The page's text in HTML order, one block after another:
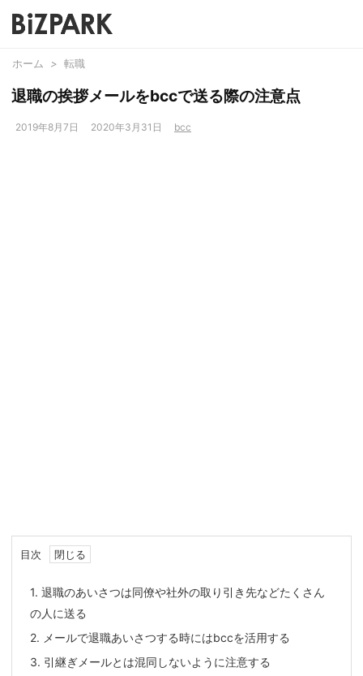
ホーム > 転職
退職の挨拶メールをbccで送る際の注意点
2019年8月7日 2020年3月31日 bcc
目次
1. 退職のあいさつは同僚や社外の取り引き先などたくさん
の人に送る
2. メールで退職あいさつする時にはbccを活用する
3. 引継ぎメールとは混同しないように注意する